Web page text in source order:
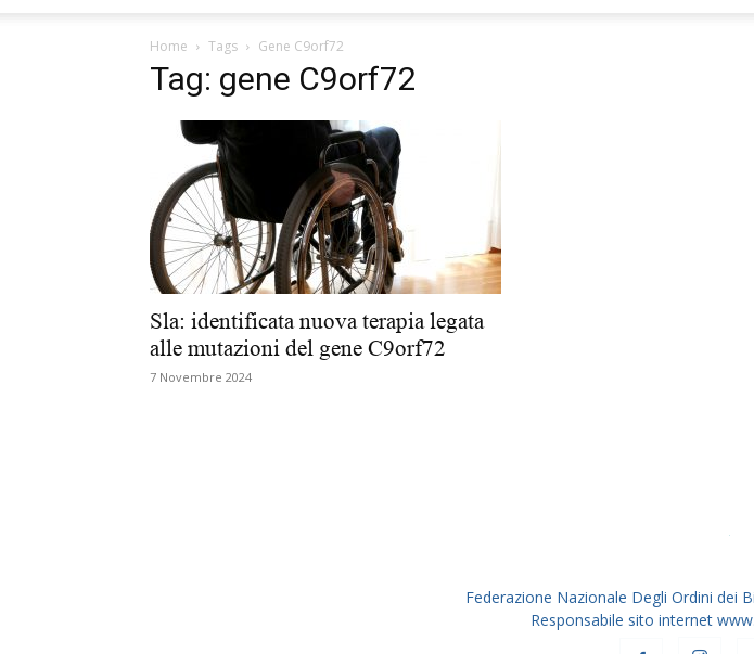
dei
Home Tags Gene C9orf72
Tag: gene C9orf72
Sla: identificata nuova terapia legata
alle mutazioni del gene C9orf72
7 Novembre 2024
Federazione Nazionale Degli Ordini dei
Responsabile sito internet